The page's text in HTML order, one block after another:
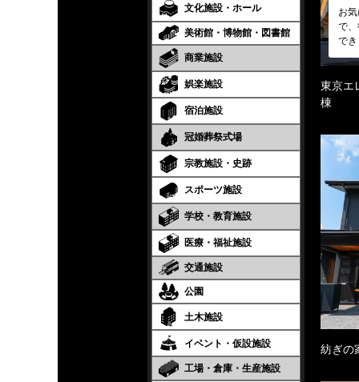
文化施設・ホール
美術館・博物館・図書館
商業施設
娯楽施設
宿泊施設
冠婚葬祭式場
宗教施設・史跡
スポーツ施設
学校・教育施設
医療・福祉施設
交通施設
公園
土木施設
イベント・仮設施設
工場・倉庫・生産施設
お
で
で
東京エ
棟
紡ぎの